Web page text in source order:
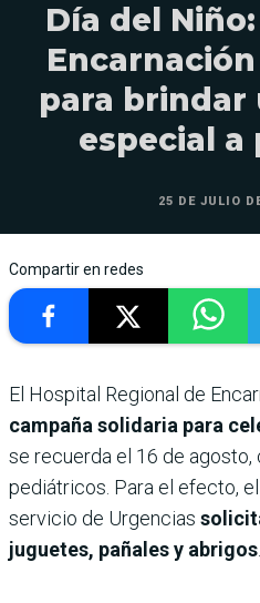
Día del
para brindar
especial a
25 DE JULIO
Compartir en redes
El Hospital Regional de
campaña solidaria para
se recuerda el 16 de
pediátricos. Para el efecto,
servicio de Urgencias
juguetes, pañales y abrigos.